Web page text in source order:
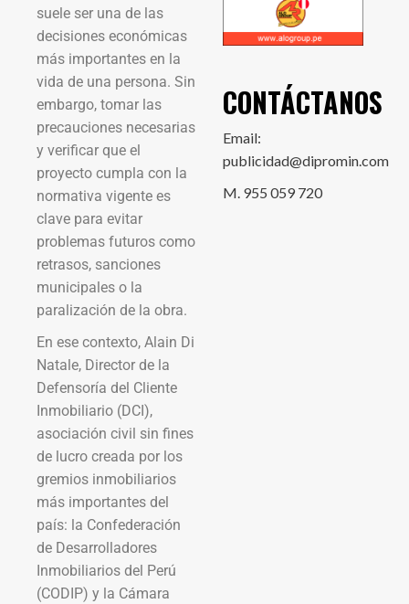
suele ser una de las
decisiones económicas
más importantes en la
vida de una persona. Sin
embargo, tomar las
precauciones necesarias
y verificar que el
proyecto cumpla con la
normativa vigente es
clave para evitar
problemas futuros como
retrasos, sanciones
municipales o la
paralización de la obra.
En ese contexto, Alain Di
Natale, Director de la
Defensoría del Cliente
Inmobiliario (DCI),
asociación civil sin fines
de lucro creada por los
gremios inmobiliarios
más importantes del
país: la Confederación
de Desarrolladores
Inmobiliarios del Perú
(CODIP) y la Cámara
CONTÁCTANOS
Email:
publicidad@dipromin.com
M. 955 059 720